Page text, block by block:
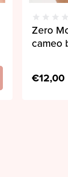
Zero
cameo
€12,00